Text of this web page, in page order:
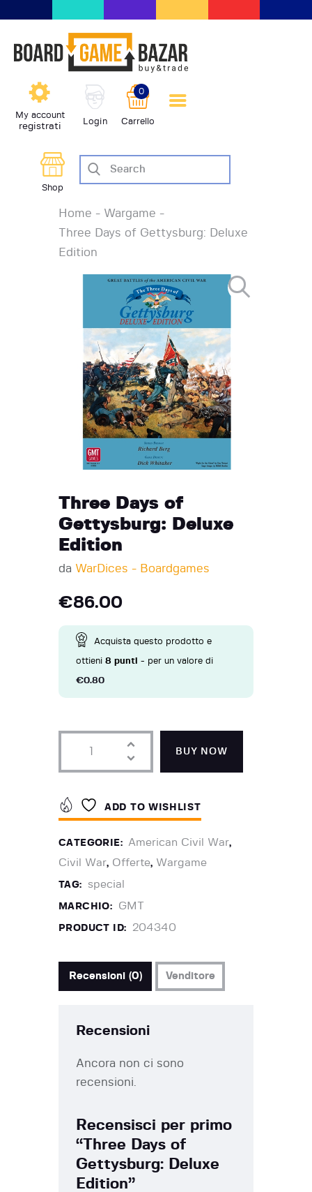
My account
registrati Login Carrello
0
Shop
BoardGameBazar | vendita e
scambio giochi da tavolo
BoardGameBazar
HOME
SHOP
VENDI
CASE EDITRICI
EVENTI
Home
Wargame
Three Days of Gettysburg: Deluxe
Edition
Three Days of
Gettysburg: Deluxe
Edition
da WarDices - Boardgames
€86.00
Acquista questo prodotto e
ottieni 8 punti - per un valore di
€0.80
BUY NOW
ADD TO WISHLIST
CATEGORIE: American Civil War,
Civil War, Offerte, Wargame
TAG: special
MARCHIO: GMT
PRODUCT ID: 204340
Recensioni (0) Venditore
Recensioni
Ancora non ci sono
recensioni.
Recensisci per primo
“Three Days of
Gettysburg: Deluxe
Edition”